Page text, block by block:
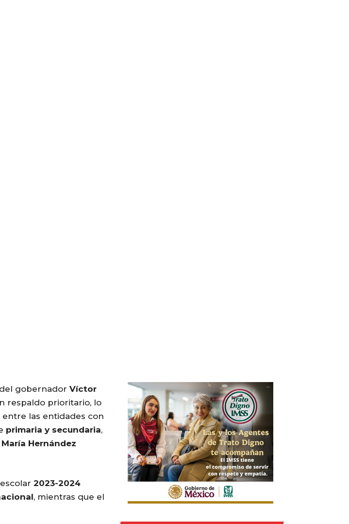
gobernador Víctor
respaldo prioritario, lo
las entidades con
primaria y secundaria,
Hernández
2023-2024
, mientras que el